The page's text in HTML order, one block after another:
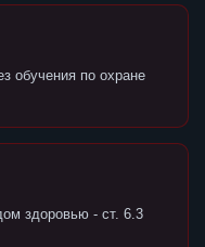
обучения по охране
здоровью - ст. 6.3